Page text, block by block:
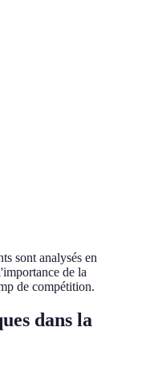
sont analysés en
de la
de compétition.
dans la